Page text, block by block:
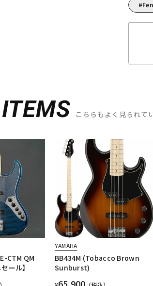
ITEMS こちらもよく見られて
CTM QM
ール】
YAMAHA
BB434M (Tobacco Brown
Sunburst)